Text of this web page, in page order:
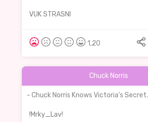
VUK STRASNI
1,20
Chuck Norris
- Chuck Norris Knows Victoria's Secret.
!Mrky_Lav!